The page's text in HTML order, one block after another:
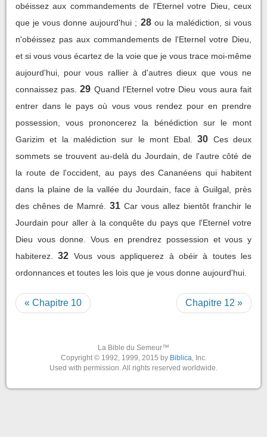
obéissez aux commandements de l'Eternel votre Dieu, ceux
que je vous donne aujourd'hui ; 28 ou la malédiction, si vous
n'obéissez pas aux commandements de l'Eternel votre Dieu,
et si vous vous écartez de la voie que je vous trace moi-même
aujourd'hui, pour vous rallier à d'autres dieux que vous ne
connaissez pas. 29 Quand l'Eternel votre Dieu vous aura fait
entrer dans le pays où vous vous rendez pour en prendre
possession, vous prononcerez la bénédiction sur le mont
Garizim et la malédiction sur le mont Ebal.
30 Ces deux
sommets se trouvent au-delà du Jourdain, de l'autre côté de
la route de l'occident, au pays des Cananéens qui habitent
dans la plaine de la vallée du Jourdain, face à Guilgal, près
des chênes de Mamré.
31 Car vous allez bientôt franchir le
Jourdain pour aller à la conquête du pays que l'Eternel votre
Dieu vous donne. Vous en prendrez possession et vous y
habiterez.
32 Vous vous appliquerez à obéir à toutes les
ordonnances et toutes les lois que je vous donne aujourd'hui.
« Chapitre 10 Chapitre 12 »
La Bible du Semeur™
Copyright © 1992, 1999, 2015 by Biblica, Inc.
Used with permission. All rights reserved worldwide.